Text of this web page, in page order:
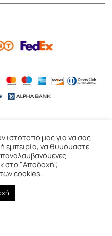
Ανακύκλωση Κεριών- Φροντίδα
-Παράδοση & Επιστροφές
Αθήνα, Ελλάδα
ιστότοπό μας για να σας
εμπειρία, να θυμόμαστε
στο "Αποδοχή",
cookies.